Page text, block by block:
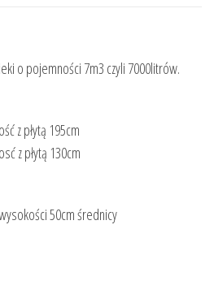
o pojemności 7m3 czyli 7000litrów.
z płytą 195cm
z płytą 130cm
50cm średnicy